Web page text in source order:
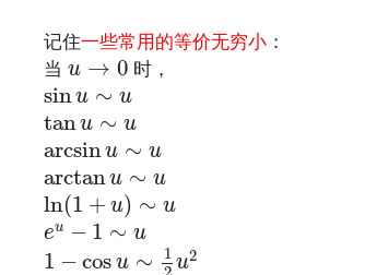
记住一些常用的等价无穷小 ：
当 u → 0
u →0 时，
sinu ∼ u
sin u ∼ u
tanu ∼ u
tan u ∼ u
arcsinu ∼ u
arcsinu ∼ u
arctanu ∼ u
arctanu ∼ u
ln(1 + u) ∼ u
ln(1+u )∼
eu − 1 ∼ u
eu− 1∼
u
1 − cos u ∼
1 u2
1 cos ∼1 u
2